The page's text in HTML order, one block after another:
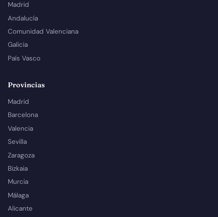
Madrid
Andalucía
Comunidad Valenciana
Galicia
País Vasco
Provincias
Madrid
Barcelona
Valencia
Sevilla
Zaragoza
Bizkaia
Murcia
Málaga
Alicante